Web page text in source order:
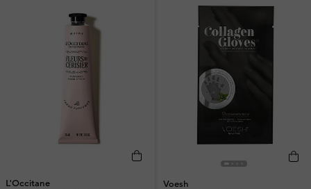
L'Occitane Voesh